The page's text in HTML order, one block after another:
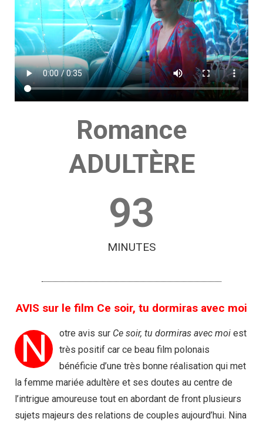
Romance
ADULTÈRE
93
MINUTES
AVIS sur le film Ce soir, tu dormiras avec moi
N otre avis sur Ce soir, tu dormiras avec moi est
très positif car ce beau film polonais
bénéficie d’une très bonne réalisation qui met
la femme mariée adultère et ses doutes au centre de
l’intrigue amoureuse tout en abordant de front plusieurs
sujets majeurs des relations de couples aujourd’hui. Nina